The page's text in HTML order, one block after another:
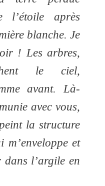
l’étoile après
blanche. Je
! Les arbres,
le ciel,
avant. Là-
avec vous,
la structure
m’enveloppe et
dans l’argile en